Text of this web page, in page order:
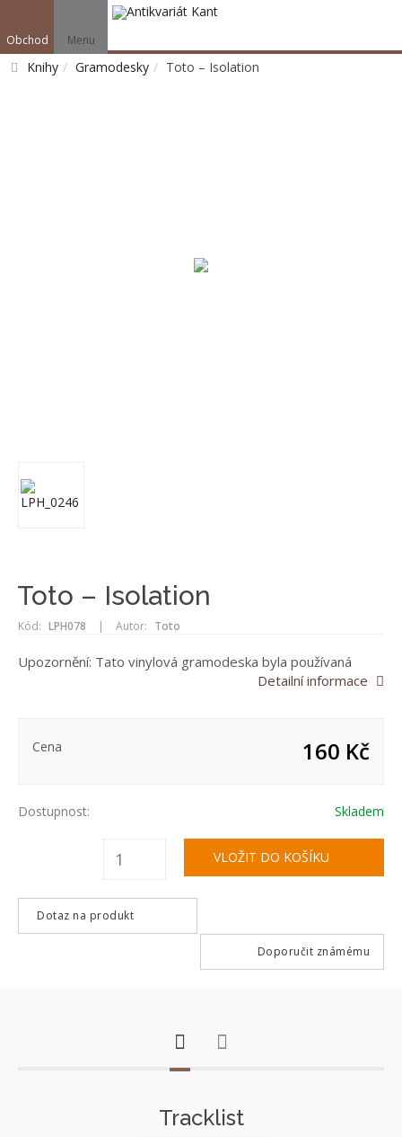
Obchod Menu
Knihy Gramodesky Toto – Isolation
Toto – Isolation
Kód: LPH078 | Autor: Toto
Upozornění: Tato vinylová gramodeska byla používaná
Detailní informace
Cena 160 Kč
Dostupnost: Skladem
Dotaz na produkt
Doporučit známému
Tracklist